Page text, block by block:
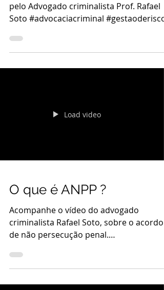
pelo Advogado criminalista Prof. Rafael
Soto #advocaciacriminal #gestaoderisco
#advocaciapenal #criminalista
#advogadocriminalista
Load video
O que é ANPP ?
Acompanhe o vídeo do advogado
criminalista Rafael Soto, sobre o acordo
de não persecução penal.
#advogadocriminalista #processopenal